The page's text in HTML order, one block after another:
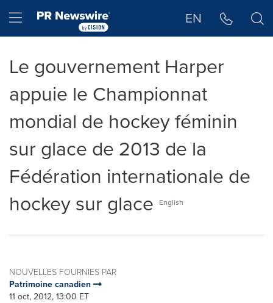
Hamburger menu EN
Le gouvernement Harper
appuie le Championnat
mondial de hockey féminin
sur glace de 2013 de la
Fédération internationale de
hockey sur glace
English
NOUVELLES FOURNIES PAR
Patrimoine canadien
11 oct, 2012, 13:00 ET